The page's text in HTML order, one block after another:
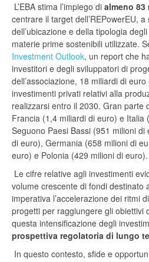
L’EBA stima l’impiego di almeno
centrare il target dell’REPowerEU,
dell’ubicazione e della tipologia
materie prime sostenibili utilizzate.
Investment Outlook, un report che
investitori e degli sviluppatori di
dell’associazione, 18 miliardi di
investimenti privati relativi alla
realizzarsi entro il 2030. Gran parte
Francia (1,4 miliardi di euro) e Italia
Seguono Paesi Bassi (951 milioni
di euro), Germania (658 milioni di
euro) e Polonia (429 milioni di euro).
Le cifre relative agli investimenti
volume crescente di fondi destinato
imperativa l’accelerazione dei ritmi
progetti per raggiungere gli obiettivi
questa intensificazione degli
prospettiva regolatoria di lungo
In questo contesto, sfide e